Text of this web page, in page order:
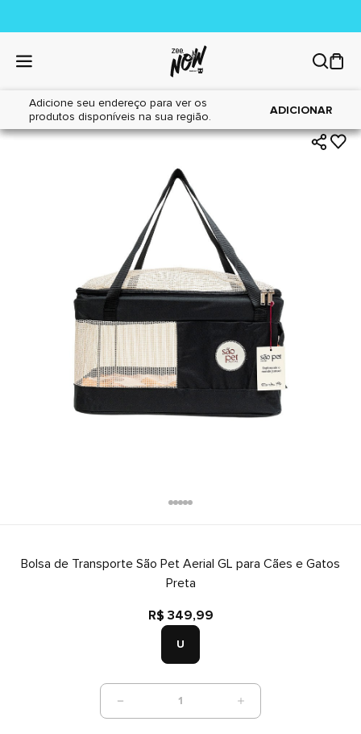
Adicione seu endereço para ver os
produtos disponíveis na sua região.
ADICIONAR
Home|Cães|Acessórios
Bolsa de Transporte São Pet Aerial GL para Cães e Gatos
Preta
R$ 349,99
U
1